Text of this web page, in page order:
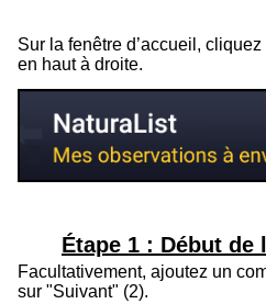
Sur la fenêtre d’accueil,
en haut à droite.
Étape 1 : Début de
Facultativement, ajoutez un
sur "Suivant" (2).